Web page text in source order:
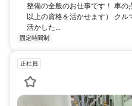
整備の全般のお仕事です！ 車の
以上の資格を活かせます） クル
活かした...
固定時間制
正社員